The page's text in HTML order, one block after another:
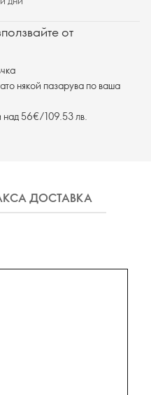
от
някой пазарува по ваша
над 56€/109.53 лв.
ДОСТАВКА